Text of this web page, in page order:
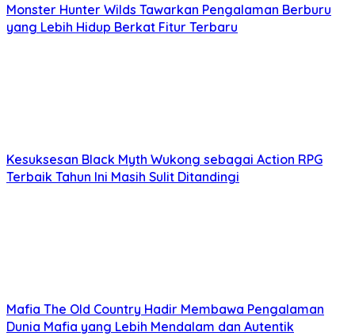
Monster Hunter Wilds Tawarkan Pengalaman Berburu
yang Lebih Hidup Berkat Fitur Terbaru
Kesuksesan Black Myth Wukong sebagai Action RPG
Terbaik Tahun Ini Masih Sulit Ditandingi
Mafia The Old Country Hadir Membawa Pengalaman
Dunia Mafia yang Lebih Mendalam dan Autentik